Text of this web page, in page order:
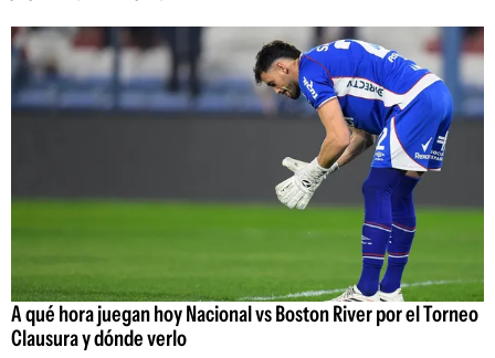
A qué hora juegan hoy Nacional vs Boston River por el Torneo
Clausura y dónde verlo